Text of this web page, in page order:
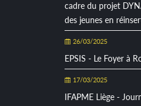
cadre du projet
des jeunes en
26/03/2025
EPSIS - Le Foyer à
17/03/2025
IFAPME Liège -